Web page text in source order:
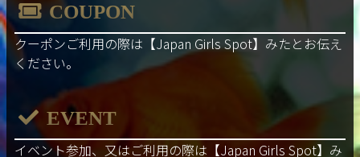
違法薬物の使用。薬物の持ち込み。
お酒に酔った方。
性感染症や感染症に感染した人。
COUPON
クーポンご利用の際は 【Japan Girls Spot】 みたとお伝え
ください。
EVENT
イベント参加、又はご利用の際は 【Japan Girls Spot】 み